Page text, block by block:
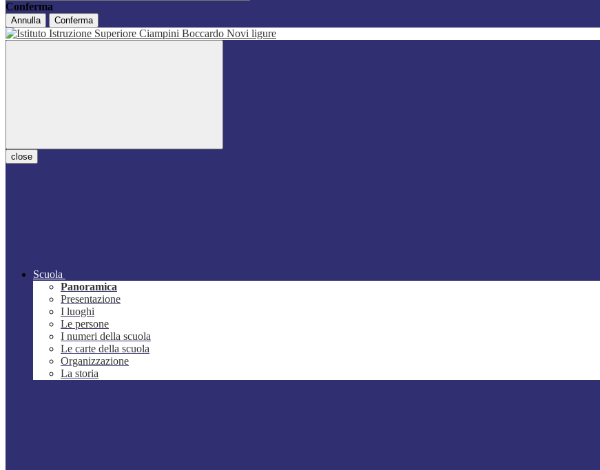
Conferma
Annulla Conferma
close
Scuola
Panoramica
Presentazione
I luoghi
Le persone
I numeri della scuola
Le carte della scuola
Organizzazione
La storia